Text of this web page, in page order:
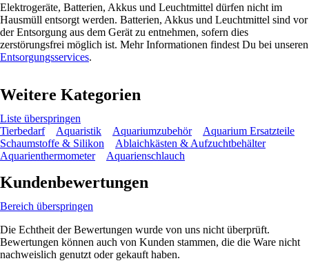
Elektrogeräte, Batterien, Akkus und Leuchtmittel dürfen nicht im
Hausmüll entsorgt werden. Batterien, Akkus und Leuchtmittel sind vor
der Entsorgung aus dem Gerät zu entnehmen, sofern dies
zerstörungsfrei möglich ist. Mehr Informationen findest Du bei unseren
Entsorgungsservices.
Weitere Kategorien
Liste überspringen
Tierbedarf
Aquaristik Aquariumzubehör
Aquarium Ersatzteile
Schaumstoffe & Silikon
Ablaichkästen & Aufzuchtbehälter
Aquarienthermometer
Aquarienschlauch
Kundenbewertungen
Bereich überspringen
Die Echtheit der Bewertungen wurde von uns nicht überprüft.
Bewertungen können auch von Kunden stammen, die die Ware nicht
nachweislich genutzt oder gekauft haben.